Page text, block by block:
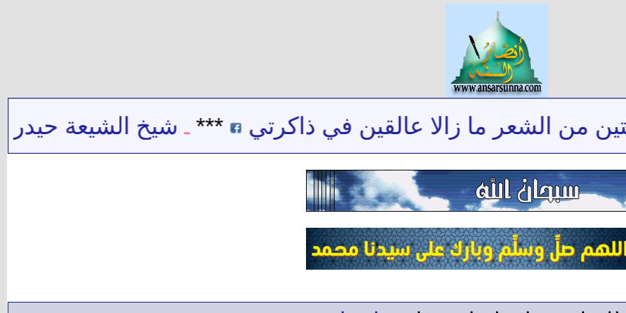
الشعر ما زالا عالقين في ذاكرتي *** شيخ الشيعة حيدر حب